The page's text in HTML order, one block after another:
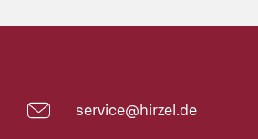
service@hirzel.de